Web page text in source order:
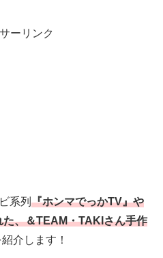
ーリンク
系列 『ホンマでっかTV』や
、＆TEAM・TAKIさん手作
介します！